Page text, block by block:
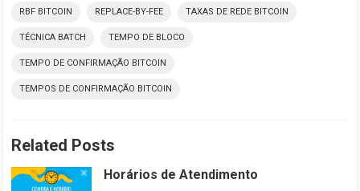
RBF BITCOIN REPLACE-BY-FEE TAXAS DE REDE BITCOIN
TÉCNICA BATCH TEMPO DE BLOCO
TEMPO DE CONFIRMAÇÃO BITCOIN
TEMPOS DE CONFIRMAÇÃO BITCOIN
Related Posts
Horários de Atendimento